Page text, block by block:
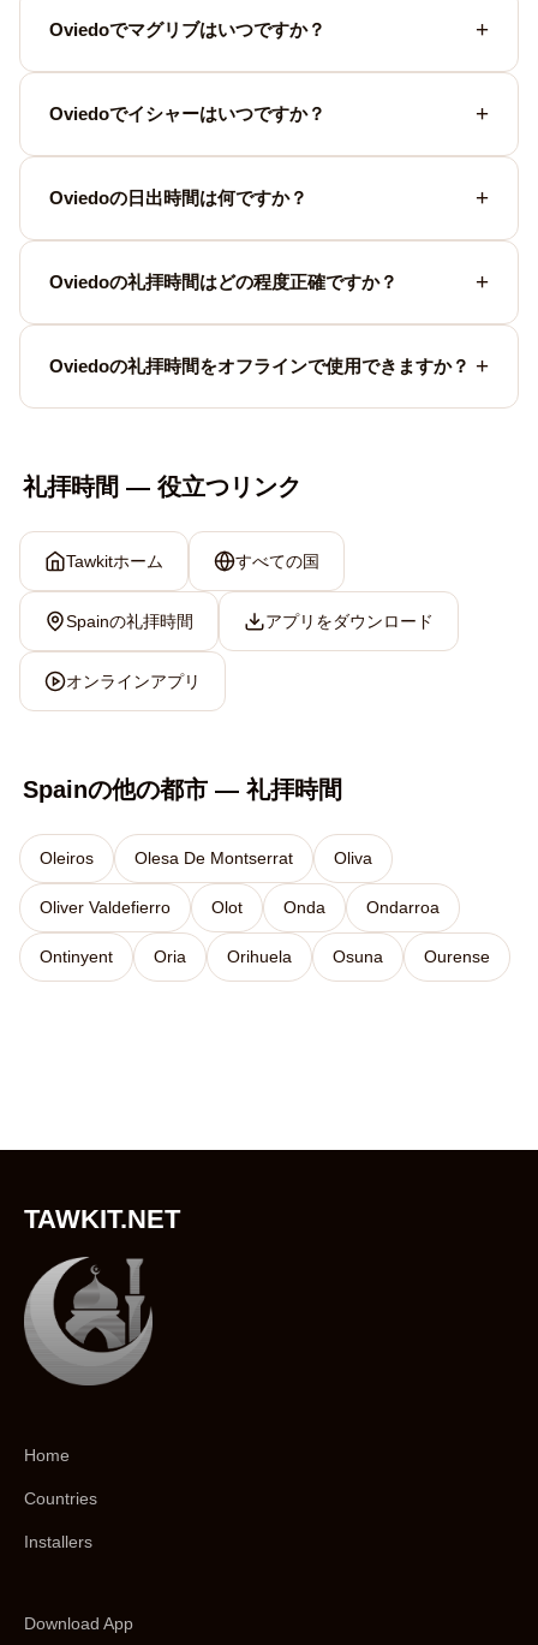
Oviedoでマグリブはいつですか？
Oviedoでイシャーはいつですか？
Oviedoの日出時間は何ですか？
Oviedoの礼拝時間はどの程度正確ですか？
Oviedoの礼拝時間をオフラインで使用できますか？
礼拝時間 — 役立つリンク
Tawkitホーム すべての国
Spainの礼拝時間 アプリをダウンロード
オンラインアプリ
Spainの他の都市 — 礼拝時間
Oleiros Olesa De Montserrat Oliva
Oliver Valdefierro Olot Onda Ondarroa
Ontinyent Oria Orihuela Osuna Ourense
TAWKIT.NET
Home
Countries
Installers
Download App